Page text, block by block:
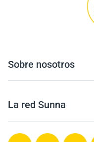
Sobre nosotros
La red Sunna